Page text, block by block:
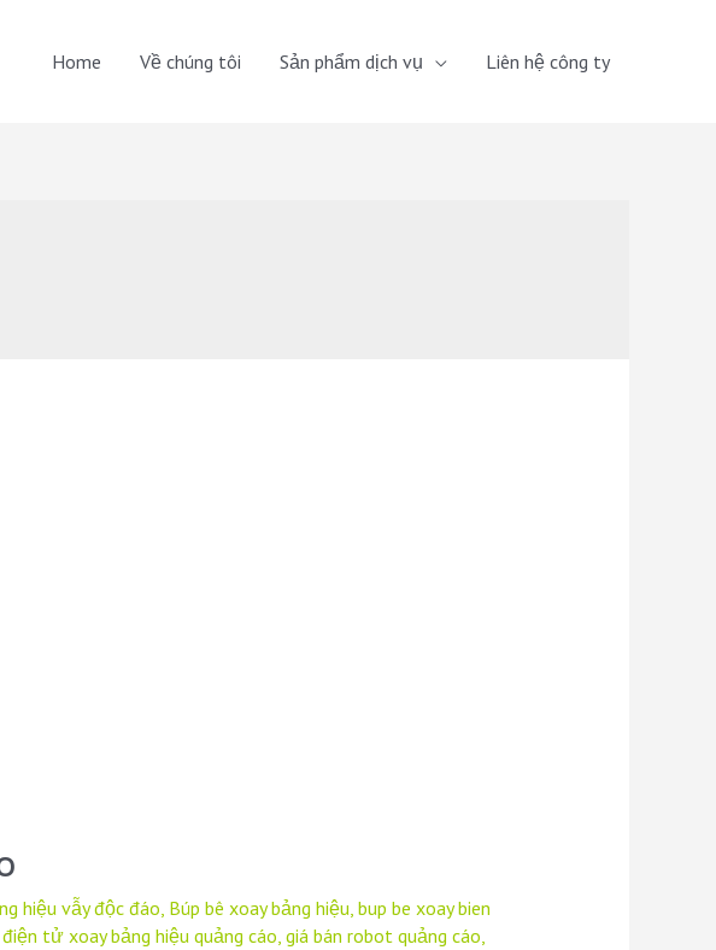
Home Về chúng tôi Sản phẩm dịch vụ Liên hệ công ty
hiệu vẫy độc đáo, Búp bê xoay bảng hiệu, bup be xoay bien
tử xoay bảng hiệu quảng cáo, giá bán robot quảng cáo,